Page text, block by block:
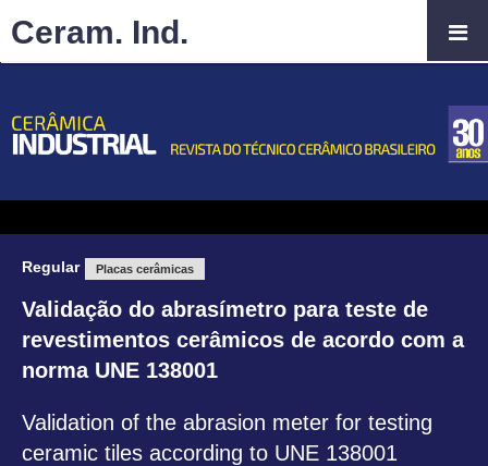
Regular Placas cerâmicas
Validação do abrasímetro para teste de
revestimentos cerâmicos de acordo com a
norma UNE 138001
Validation of the abrasion meter for testing
ceramic tiles according to UNE 138001
Ceram. Ind.